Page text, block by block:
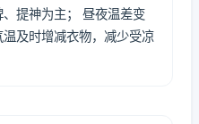
提神为主； 昼夜温差变
及时增减衣物，减少受凉